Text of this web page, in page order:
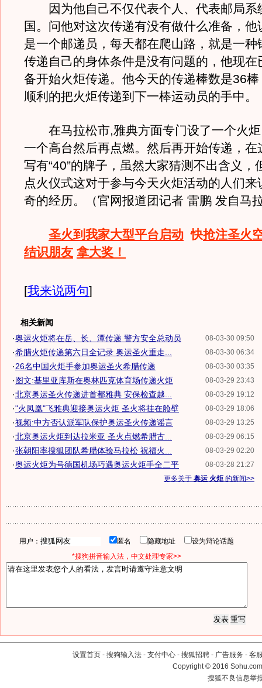
因为他自己不仅代表个人、代表邮局系
国。问他对这次传递有没有做什么准备，他
是一个邮递员，每天都在爬山路，就是一种
传递自己的身体条件是没有问题的，他现在
备开始火炬传递。他今天的传递棒数是36
顺利的把火炬传递到下一棒运动员的手中。
在马拉松市,雅典方面专门设了一个火炬
一个高台然后再点燃。然后再开始传递，在
写有“40”的牌子，虽然大家猜测不出含义，
点火仪式这对于参与今天火炬活动的人们来
奇的经历。（官网报道团记者 雷鹏 发自马
圣火到我家大型平台启动 快抢注圣火
结识朋友 拿大奖！
[我来说两句]
相关新闻
08-03-30 09:50
·奥运火炬将在岳、长、潭传递 警方安全总动员
08-03-30 06:34
·希腊火炬传递第六日全记录 奥运圣火重走...
08-03-30 03:35
·26名中国火炬手参加奥运圣火希腊传递
08-03-29 23:43
·图文:基里亚库斯在奥林匹克体育场传递火炬
08-03-29 19:12
·北京奥运圣火传递进首都雅典 安保检查越...
08-03-29 18:06
·"火凤凰"飞雅典迎接奥运火炬 圣火将挂在舱壁
08-03-29 13:25
·视频:中方否认派军队保护奥运圣火传递谣言
08-03-29 06:15
·北京奥运火炬到达拉米亚 圣火点燃希腊古...
08-03-29 02:20
·张朝阳率搜狐团队希腊体验马拉松 祝福火...
08-03-28 21:27
·奥运火炬为号德国机场巧遇奥运火炬手全二平
更多关于 奥运 火炬 的新闻>>
用户： 匿名 隐藏地址
设为辩论话题
*搜狗拼音输入法，中文处理专家>>
设置首页 - 搜狗输入法 - 支付中心 - 搜狐招聘 - 广告服务 - 客
Copyright©2016
搜狐不良信息举